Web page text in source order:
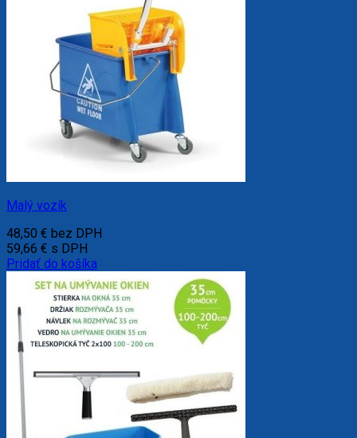
Malý vozík
48,50 € bez DPH
59,66 € s DPH
Pridať do košíka